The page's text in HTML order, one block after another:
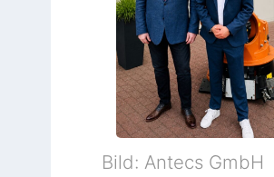
Bild: Antecs GmbH